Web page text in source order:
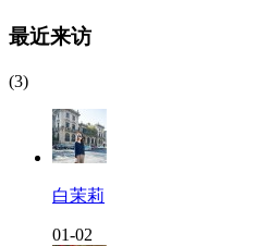
最近来访
(3)
白茉莉
01-02